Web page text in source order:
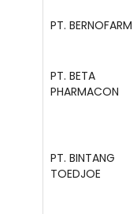
PT. BERNOFARM
PT. BETA
PHARMACON
PT. BINTANG
TOEDJOE